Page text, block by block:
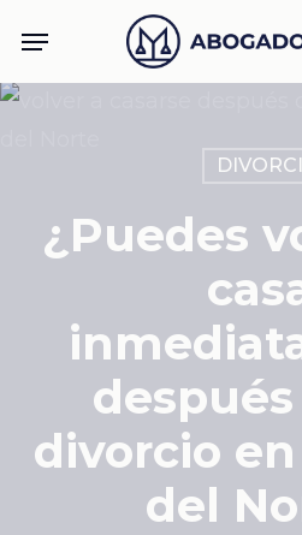
main
Menu
¿Puedes
divorcio
del